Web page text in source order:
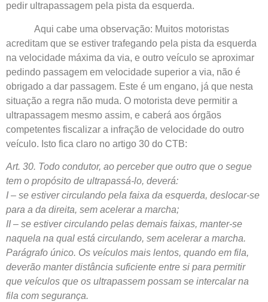
pedir ultrapassagem pela pista da esquerda.
Aqui cabe uma observação: Muitos motoristas
acreditam que se estiver trafegando pela pista da esquerda
na velocidade máxima da via, e outro veículo se aproximar
pedindo passagem em velocidade superior a via, não é
obrigado a dar passagem. Este é um engano, já que nesta
situação a regra não muda. O motorista deve permitir a
ultrapassagem mesmo assim, e caberá aos órgãos
competentes fiscalizar a infração de velocidade do outro
veículo. Isto fica claro no artigo 30 do CTB:
Art. 30. Todo condutor, ao perceber que outro que o segue
tem o propósito de ultrapassá-lo, deverá:
I – se estiver circulando pela faixa da esquerda, deslocar-se
para a da direita, sem acelerar a marcha;
II – se estiver circulando pelas demais faixas, manter-se
naquela na qual está circulando, sem acelerar a marcha.
Parágrafo único. Os veículos mais lentos, quando em fila,
deverão manter distância suficiente entre si para permitir
que veículos que os ultrapassem possam se intercalar na
fila com segurança.